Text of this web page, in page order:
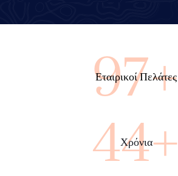
100+
Εταιρικοί Πελάτες
45+
Χρόνια